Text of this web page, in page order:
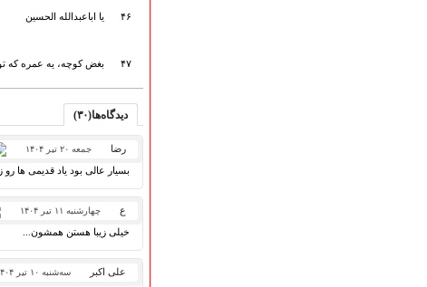
۴۶ یا اباعبدالله الحسین
۴۷ بغض کوچه، یه عمره که
دیدگاه‌ها(۳۰)
رضا جمعه ۲۰ تیر ۱۴۰۴
بسیار عالی بود یاد قدیمی ها رو
ع چهارشنبه ۱۱ تیر ۱۴۰۴
خیلی زیبا هستن همشون...
علی اکبر سه‌شنبه ۱۰ تیر ۱۴۰۴